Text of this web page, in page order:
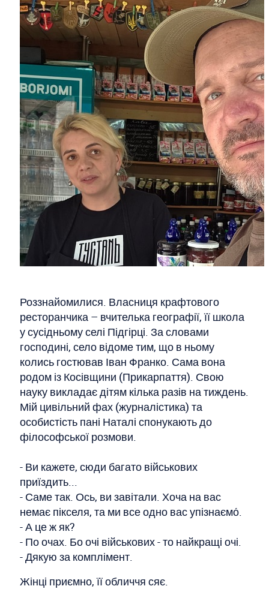
Роззнайомилися. Власниця крафтового
ресторанчика – вчителька географії, її школа
у сусідньому селі Підгірці. За словами
господині, село відоме тим, що в ньому
колись гостював Іван Франко. Сама вона
родом із Косівщини (Прикарпаття). Свою
науку викладає дітям кілька разів на тиждень.
Мій цивільний фах (журналістика) та
особистість пані Наталі спонукають до
філософської розмови.
- Ви кажете, сюди багато військових
приїздить...
- Саме так. Ось, ви завітали. Хоча на вас
немає пікселя, та ми все одно вас упізнаємо́.
- А це ж як?
- По очах. Бо очі військових - то найкращі очі.
- Дякую за комплімент.
Жінці приємно, її обличчя сяє.